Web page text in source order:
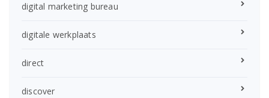
digital marketing bureau
digitale werkplaats
direct
discover